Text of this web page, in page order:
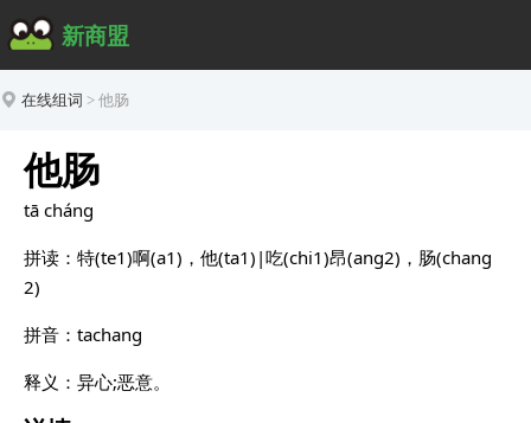
新商盟
在线组词 > 他肠
他肠
tā cháng
拼读：特(te1)啊(a1)，他(ta1)|吃(chi1)昂(ang2)，肠(chang
2)
拼音：tachang
释义：异心;恶意。